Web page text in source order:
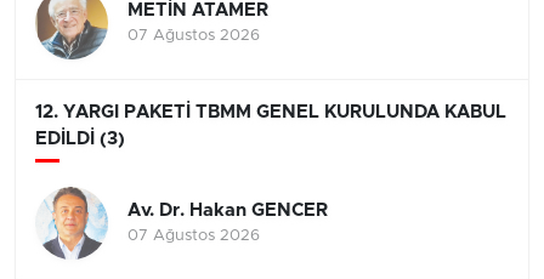
METİN ATAMER
07 Ağustos 2026
12. YARGI PAKETİ TBMM GENEL KURULUNDA KABUL
EDİLDİ (3)
Av. Dr. Hakan GENCER
07 Ağustos 2026